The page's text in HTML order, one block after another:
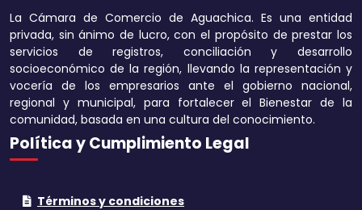
La Cámara de Comercio de Aguachica. Es una entidad
privada, sin ánimo de lucro, con el propósito de prestar los
servicios de registros, conciliación y desarrollo
socioeconómico de la región, llevando la representación y
vocería de los empresarios ante el gobierno nacional,
regional y municipal, para fortalecer el Bienestar de la
comunidad, basada en una cultura del conocimiento.
Política y Cumplimiento Legal
Términos y condiciones
Aumentar el
texto
Disminuir el
texto
Aumentar la